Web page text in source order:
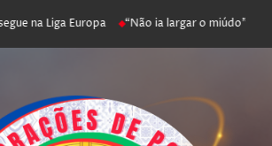
na Liga Europa “Não ia largar o miúdo”.